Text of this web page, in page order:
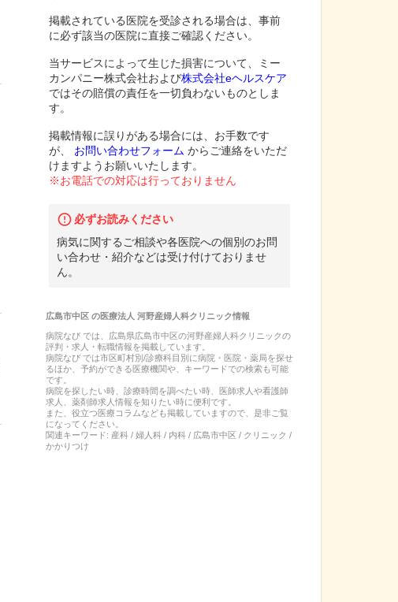
掲載されている医院を受診される場合は、事前
に必ず該当の医院に直接ご確認ください。
当サービスによって生じた損害について、ミー
カンパニー株式会社および株式会社eヘルスケア
ではその賠償の責任を一切負わないものとしま
す。
掲載情報に誤りがある場合には、お手数です
が、
お問い合わせフォーム からご連絡をいただ
けますようお願いいたします。
※お電話での対応は行っておりません
必ずお読みください
病気に関するご相談や各医院への個別のお問
い合わせ・紹介などは受け付けておりませ
ん。
広島市中区の医療法人 河野産婦人科クリニック情報
病院なび では、 広島県広島市中区の河野産婦人科クリニックの
評判・求人・転職情報を掲載しています。
病院なび では市区町村別/診療科目別に病院・医院・薬局を探せ
るほか、予約ができる医療機関や、キーワードでの検索も可能
です。
病院を探したい時、診療時間を調べたい時、医師求人や看護師
求人、薬剤師求人情報を知りたい時に便利です。
また、役立つ医療コラムなども掲載していますので、是非ご覧
になってください。
関連キーワード: 産科 / 婦人科 / 内科 / 広島市中区 / クリニック /
かかりつけ